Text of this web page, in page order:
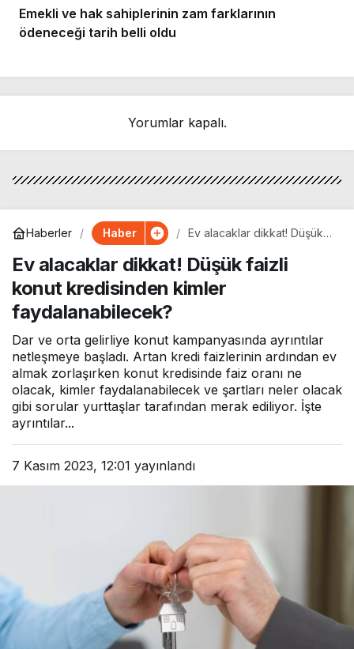
Emekli ve hak sahiplerinin zam farklarının
ödeneceği tarih belli oldu
Yorumlar kapalı.
Haberler Haber
Ev alacaklar dikkat! Düşük
kimler faydalanabilecek?
Ev alacaklar dikkat! Düşük faizli
konut kredisinden kimler
faydalanabilecek?
Dar ve orta gelirliye konut kampanyasında ayrıntılar
netleşmeye başladı. Artan kredi faizlerinin ardından ev
almak zorlaşırken konut kredisinde faiz oranı ne
olacak, kimler faydalanabilecek ve şartları neler olacak
gibi sorular yurttaşlar tarafından merak ediliyor. İşte
ayrıntılar...
7 Kasım 2023, 12:01 yayınlandı